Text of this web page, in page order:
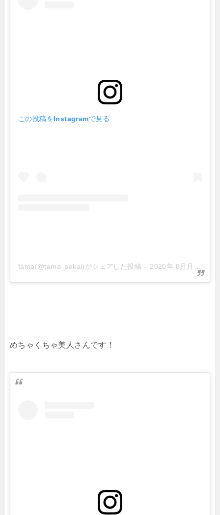
この投稿をInstagramで見る
tama(@tama_sakai)がシェアした投稿 – 2020年 8月月3日午前6時23分PDT
めちゃくちゃ美人さんです！